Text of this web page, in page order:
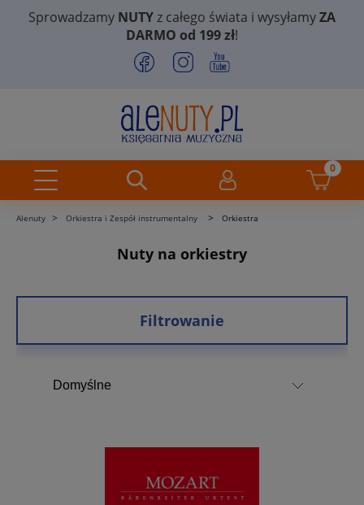
Sprowadzamy NUTYz całego świata i wysyłamyZA
DARMO od 199 zł!
Alenuty > Orkiestra i Zespół instrumentalny > Orkiestra
Nuty na orkiestry
Filtrowanie